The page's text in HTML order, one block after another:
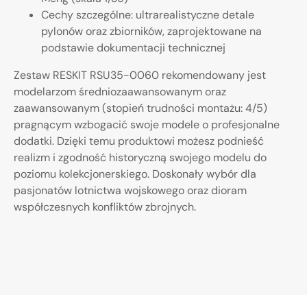
Cechy szczególne: ultrarealistyczne detale
pylonów oraz zbiorników, zaprojektowane na
podstawie dokumentacji technicznej
Zestaw RESKIT RSU35-0060 rekomendowany jest
modelarzom średniozaawansowanym oraz
zaawansowanym (stopień trudności montażu: 4/5)
pragnącym wzbogacić swoje modele o profesjonalne
dodatki. Dzięki temu produktowi możesz podnieść
realizm i zgodność historyczną swojego modelu do
poziomu kolekcjonerskiego. Doskonały wybór dla
pasjonatów lotnictwa wojskowego oraz dioram
współczesnych konfliktów zbrojnych.